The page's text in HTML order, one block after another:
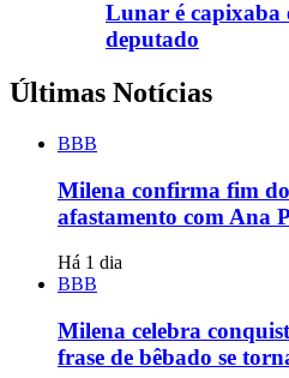
Lunar é capixaba
deputado
Últimas Notícias
BBB
Milena confirma fim
afastamento com Ana
Há 1 dia
BBB
Milena celebra
frase de bêbado se